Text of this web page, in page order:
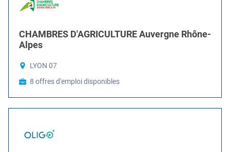
CHAMBRES D'AGRICULTURE Auvergne Rhône-
Alpes
LYON 07
8 offres d'emploi disponibles